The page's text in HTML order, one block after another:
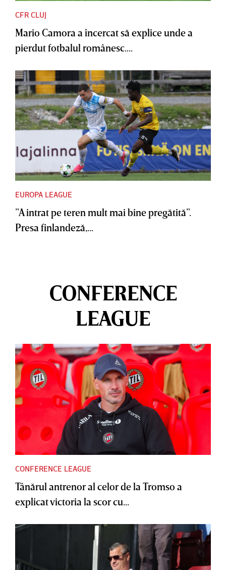
CFR CLUJ
Mario Camora a încercat să explice unde a
pierdut fotbalul românesc....
EUROPA LEAGUE
”A intrat pe teren mult mai bine pregătită”.
Presa finlandeză,...
CONFERENCE
LEAGUE
CONFERENCE LEAGUE
Tânărul antrenor al celor de la Tromso a
explicat victoria la scor cu...